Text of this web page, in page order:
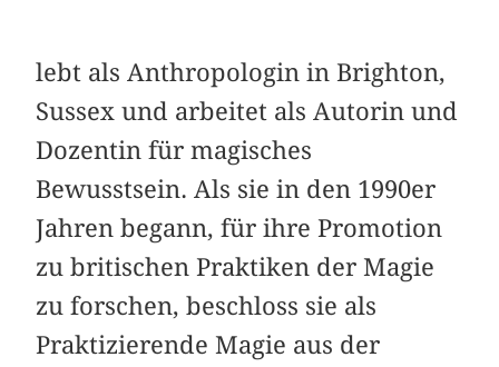
lebt als Anthropologin in Brighton,
Sussex und arbeitet als Autorin und
Dozentin für magisches
Bewusstsein. Als sie in den 1990er
Jahren begann, für ihre Promotion
zu britischen Praktiken der Magie
zu forschen, beschloss sie als
Praktizierende Magie aus der